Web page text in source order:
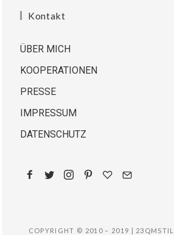
Kontakt
ÜBER MICH
KOOPERATIONEN
PRESSE
IMPRESSUM
DATENSCHUTZ
COPYRIGHT © 2010 – 2019 |